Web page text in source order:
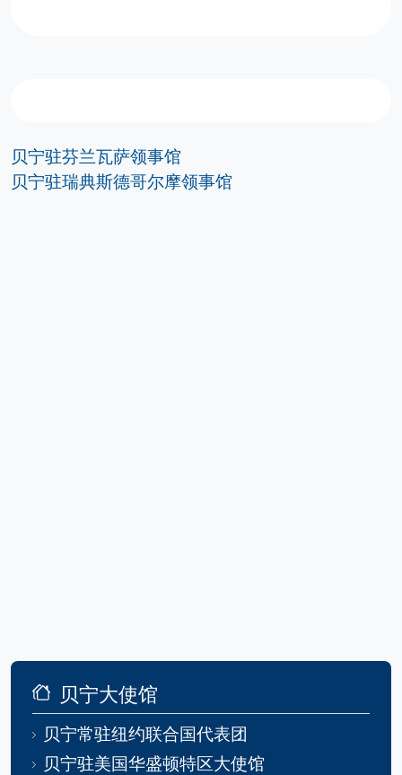
贝宁驻芬兰瓦萨领事馆
贝宁驻瑞典斯德哥尔摩领事馆
贝宁大使馆
贝宁常驻纽约联合国代表团
贝宁驻美国华盛顿特区大使馆